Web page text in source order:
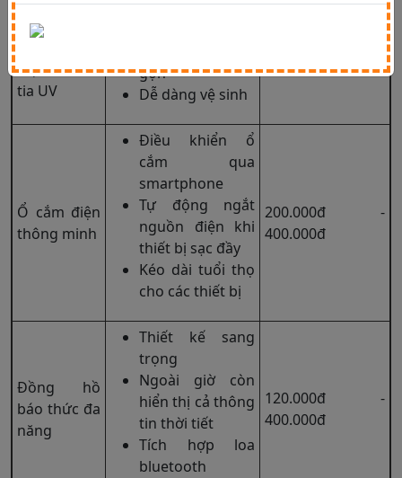
Hộp đựng
diệt khuẩn
tia UV
Diệt khuẩn bằng
gọn
Dễ dàng vệ sinh
1.500.000đ
Ổ cắm điện
thông minh
Điều khiển ổ
cắm qua
smartphone
Tự động ngắt
nguồn điện khi
thiết bị sạc đầy
Kéo dài tuổi thọ
cho các thiết bị
200.000đ -
400.000đ
Đồng hồ
báo thức đa
năng
Thiết kế sang
trọng
Ngoài giờ còn
hiển thị cả thông
tin thời tiết
Tích hợp loa
bluetooth
120.000đ -
400.000đ